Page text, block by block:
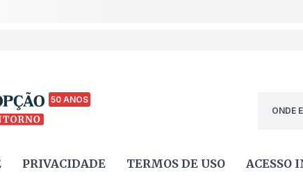
50 ANOS
ONDE
PRIVACIDADE TERMOS DE USO ACESSO